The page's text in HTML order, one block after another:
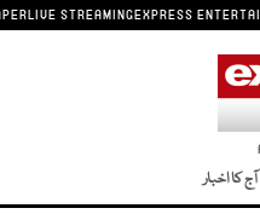
LIVE STREAMINGEXPRESS
کا اخبار